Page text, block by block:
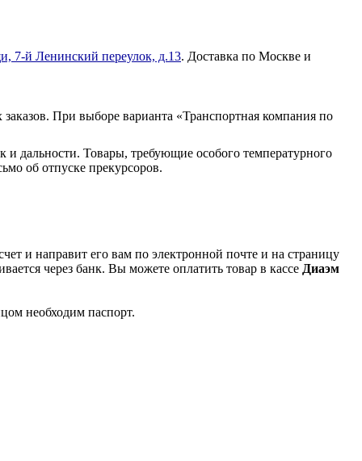
7-й Ленинский переулок, д.13. Доставка по Москве и
При выборе варианта «Транспортная компания по
и дальности. Товары, требующие особого температурного
об отпуске прекурсоров.
и направит его вам по электронной почте и на страницу
через банк. Вы можете оплатить товар в кассе Диаэм
необходим паспорт.